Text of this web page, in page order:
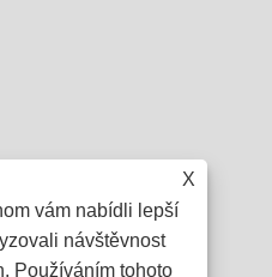
X
vám nabídli lepší
návštěvnost
Používáním tohoto